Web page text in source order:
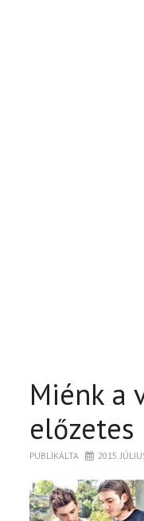
Miénk a
előzetes
PUBLIKÁLTA 2015.